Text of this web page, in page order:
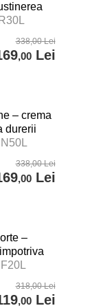
a
stresului –
338,00Lei
,00Lei
– crema
durerii
– 50 ml
338,00Lei
,00Lei
–
– 20 cps
318,00Lei
,00Lei